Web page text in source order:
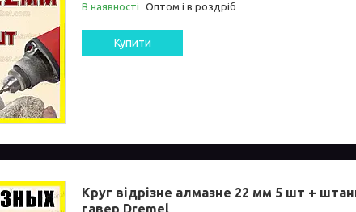
В наявності Оптом і в роздріб
Купити
Круг відрізне алмазне 22 мм 5 шт +
гавер Dremel